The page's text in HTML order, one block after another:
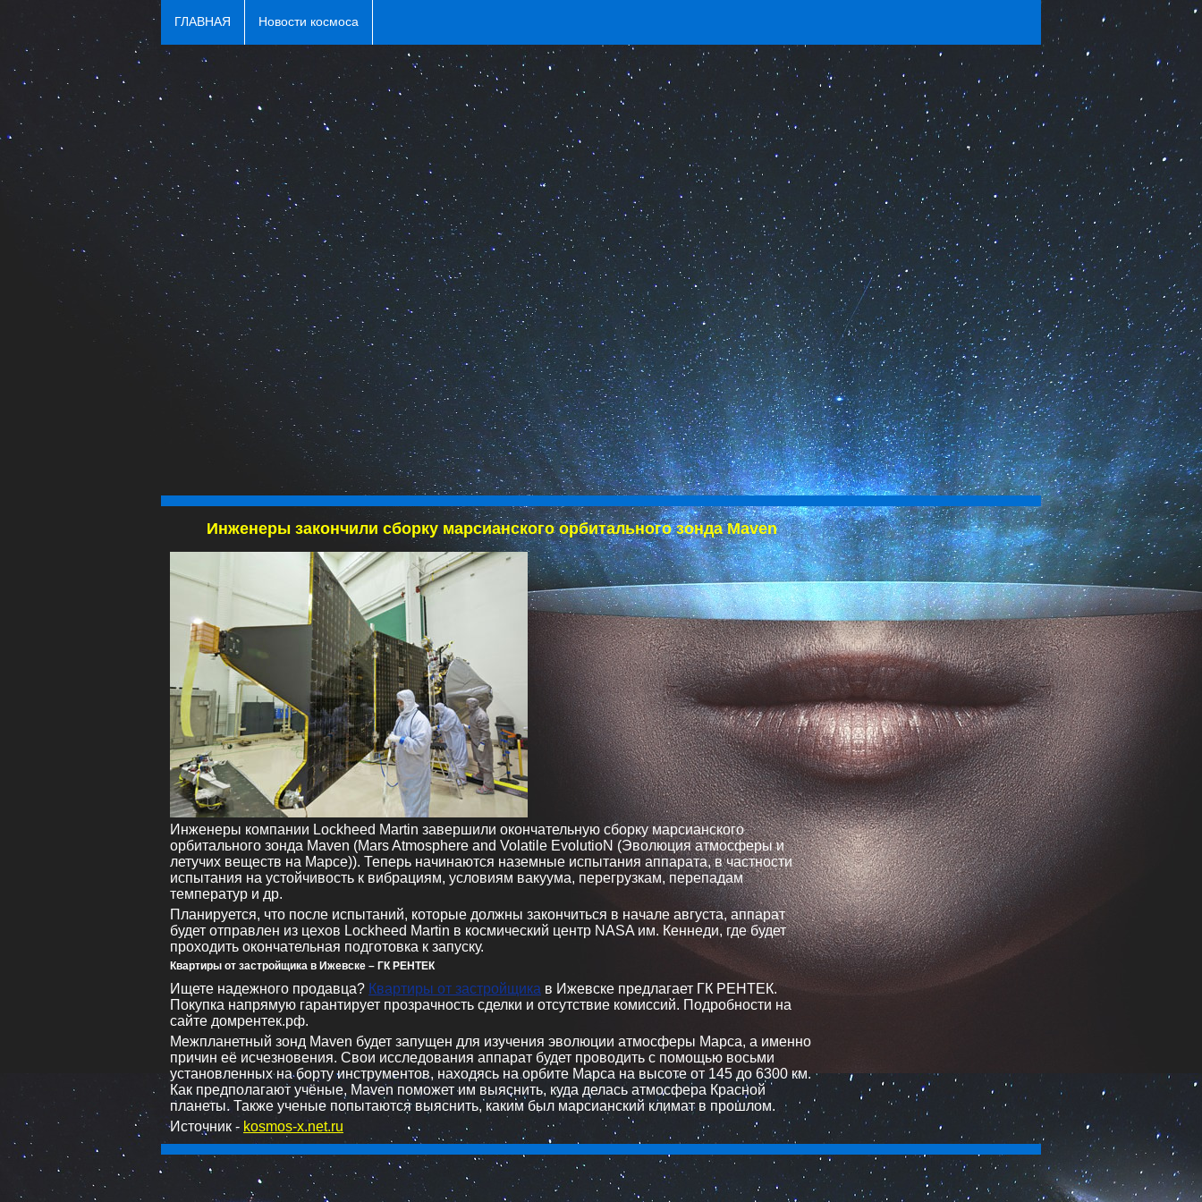
ГЛАВНАЯ Новости космоса
Инженеры закончили сборку марсианского орбитального зонда Maven
Инженеры компании Lockheed Martin завершили окончательную сборку марсианского
орбитального зонда Maven (Mars Atmosphere and Volatile EvolutioN (Эволюция атмосферы и
летучих веществ на Марсе)). Теперь начинаются наземные испытания аппарата, в частности
испытания на устойчивость к вибрациям, условиям вакуума, перегрузкам, перепадам
температур и др.
Планируется, что после испытаний, которые должны закончиться в начале августа, аппарат
будет отправлен из цехов Lockheed Martin в космический центр NASA им. Кеннеди, где будет
проходить окончательная подготовка к запуску.
Квартиры от застройщика в Ижевске – ГК РЕНТЕК
Ищете надежного продавца? Квартиры от застройщика в Ижевске предлагает ГК РЕНТЕК.
Покупка напрямую гарантирует прозрачность сделки и отсутствие комиссий. Подробности на
сайте домрентек.рф.
Межпланетный зонд Maven будет запущен для изучения эволюции атмосферы Марса, а именно
причин её исчезновения. Свои исследования аппарат будет проводить с помощью восьми
установленных на борту инструментов, находясь на орбите Марса на высоте от 145 до 6300 км.
Как предполагают учёные, Maven поможет им выяснить, куда делась атмосфера Красной
планеты. Также ученые попытаются выяснить, каким был марсианский климат в прошлом.
Источник - kosmos-x.net.ru